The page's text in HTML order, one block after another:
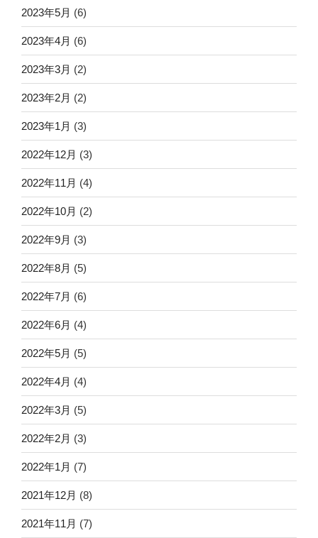
2023年5月 (6)
2023年4月 (6)
2023年3月 (2)
2023年2月 (2)
2023年1月 (3)
2022年12月 (3)
2022年11月 (4)
2022年10月 (2)
2022年9月 (3)
2022年8月 (5)
2022年7月 (6)
2022年6月 (4)
2022年5月 (5)
2022年4月 (4)
2022年3月 (5)
2022年2月 (3)
2022年1月 (7)
2021年12月 (8)
2021年11月 (7)